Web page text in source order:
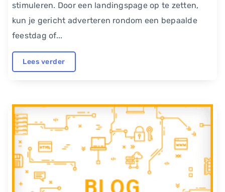
stimuleren. Door een landingspage op te zetten,
kun je gericht adverteren rondom een bepaalde
feestdag of...
Lees verder